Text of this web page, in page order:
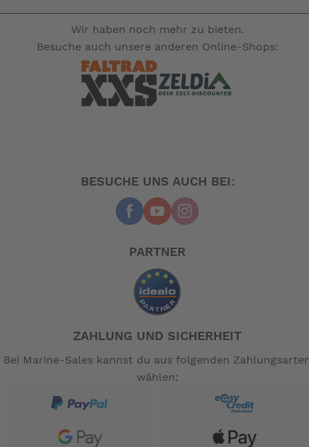
Wir haben noch mehr zu bieten.
Besuche auch unsere anderen Online-Shops:
BESUCHE UNS AUCH BEI:
PARTNER
ZAHLUNG UND SICHERHEIT
Bei Marine-Sales kannst du aus folgenden
wählen: